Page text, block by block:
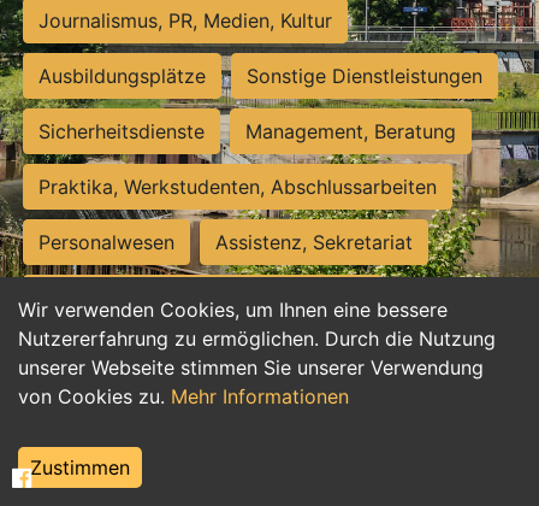
Wir verwenden Cookies, um Ihnen eine bessere
Nutzererfahrung zu ermöglichen. Durch die Nutzung
unserer Webseite stimmen Sie unserer Verwendung
von Cookies zu. Mehr Informationen
Zustimmen
Journalismus, PR, Medien, Kultur
Ausbildungsplätze Sonstige Dienstleistungen
Sicherheitsdienste Management, Beratung
Praktika, Werkstudenten, Abschlussarbeiten
Personalwesen Assistenz, Sekretariat
Hilfskräfte, Aushilfs- und Nebenjobs
Einkauf, Logistik, Materialwirtschaft
Weiterbildung, Studium, duale Ausbildung
Tourismus